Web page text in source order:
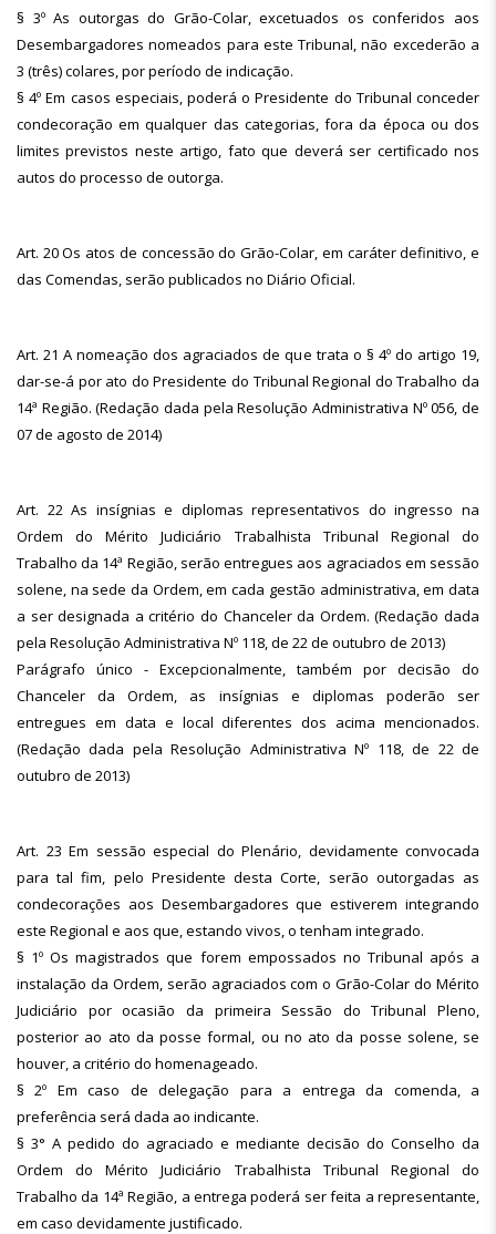
§ 3º As outorgas do Grão-Colar, excetuados os conferidos aos
Desembargadores nomeados para este Tribunal, não excederão a
3 (três) colares, por período de indicação.
§ 4º Em casos especiais, poderá o Presidente do Tribunal conceder
condecoração em qualquer das categorias, fora da época ou dos
limites previstos neste artigo, fato que deverá ser certificado nos
autos do processo de outorga.
Art. 20 Os atos de concessão do Grão-Colar, em caráter definitivo, e
das Comendas, serão publicados no Diário Oficial.
Art. 21 A nomeação dos agraciados de que trata o § 4º do artigo 19,
dar-se-á por ato do Presidente do Tribunal Regional do Trabalho da
14ª Região. (Redação dada pela Resolução Administrativa Nº 056, de
07 de agosto de 2014)
Art. 22 As insígnias e diplomas representativos do ingresso na
Ordem do Mérito Judiciário Trabalhista Tribunal Regional do
Trabalho da 14ª Região, serão entregues aos agraciados em sessão
solene, na sede da Ordem, em cada gestão administrativa, em data
a ser designada a critério do Chanceler da Ordem. (Redação dada
pela Resolução Administrativa Nº 118, de 22 de outubro de 2013)
Parágrafo único - Excepcionalmente, também por decisão do
Chanceler da Ordem, as insígnias e diplomas poderão ser
entregues em data e local diferentes dos acima mencionados.
(Redação dada pela Resolução Administrativa Nº 118, de 22 de
outubro de 2013)
Art. 23 Em sessão especial do Plenário, devidamente convocada
para tal fim, pelo Presidente desta Corte, serão outorgadas as
condecorações aos Desembargadores que estiverem integrando
este Regional e aos que, estando vivos, o tenham integrado.
§ 1º Os magistrados que forem empossados no Tribunal após a
instalação da Ordem, serão agraciados com o Grão-Colar do Mérito
Judiciário por ocasião da primeira Sessão do Tribunal Pleno,
posterior ao ato da posse formal, ou no ato da posse solene, se
houver, a critério do homenageado.
§ 2º Em caso de delegação para a entrega da comenda, a
preferência será dada ao indicante.
§ 3° A pedido do agraciado e mediante decisão do Conselho da
Ordem do Mérito Judiciário Trabalhista Tribunal Regional do
Trabalho da 14ª Região, a entrega poderá ser feita a representante,
em caso devidamente justificado.